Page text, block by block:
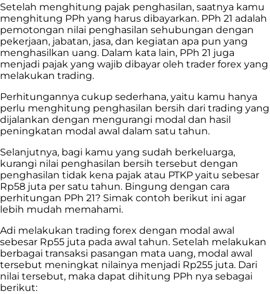
Setelah menghitung pajak penghasilan, saatnya kamu
menghitung PPh yang harus dibayarkan. PPh 21 adalah
pemotongan nilai penghasilan sehubungan dengan
pekerjaan, jabatan, jasa, dan kegiatan apa pun yang
menghasilkan uang. Dalam kata lain, PPh 21 juga
menjadi pajak yang wajib dibayar oleh trader forex yang
melakukan trading.
Perhitungannya cukup sederhana, yaitu kamu hanya
perlu menghitung penghasilan bersih dari trading yang
dijalankan dengan mengurangi modal dan hasil
peningkatan modal awal dalam satu tahun.
Selanjutnya, bagi kamu yang sudah berkeluarga,
kurangi nilai penghasilan bersih tersebut dengan
penghasilan tidak kena pajak atau PTKP yaitu sebesar
Rp58 juta per satu tahun. Bingung dengan cara
perhitungan PPh 21? Simak contoh berikut ini agar
lebih mudah memahami.
Adi melakukan trading forex dengan modal awal
sebesar Rp55 juta pada awal tahun. Setelah melakukan
berbagai transaksi pasangan mata uang, modal awal
tersebut meningkat nilainya menjadi Rp255 juta. Dari
nilai tersebut, maka dapat dihitung PPh nya sebagai
berikut: